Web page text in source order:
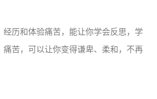
历和体验痛苦，能让你学会反思，学
苦，可以让你变得谦卑、柔和，不再